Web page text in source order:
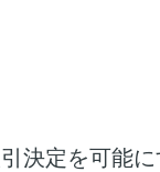
決定を可能に